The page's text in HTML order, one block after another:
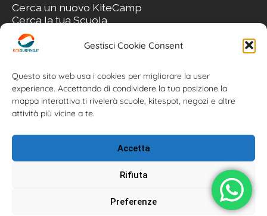
Gestisci Cookie Consent
Questo sito web usa i cookies per migliorare la user
experience. Accettando di condividere la tua posizione la
mappa interattiva ti rivelerà scuole, kitespot, negozi e altre
attività più vicine a te.
Accetta
Rifiuta
Preferenze
Cerca un nuovo KiteCamp
Cerca la tua Scuola
Cerca il tuo KiteSpot
Cerca Accommodation
Cerca il tuo Usato